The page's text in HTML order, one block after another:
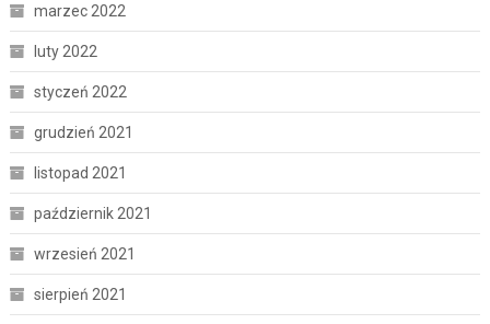
marzec 2022
luty 2022
styczeń 2022
grudzień 2021
listopad 2021
październik 2021
wrzesień 2021
sierpień 2021